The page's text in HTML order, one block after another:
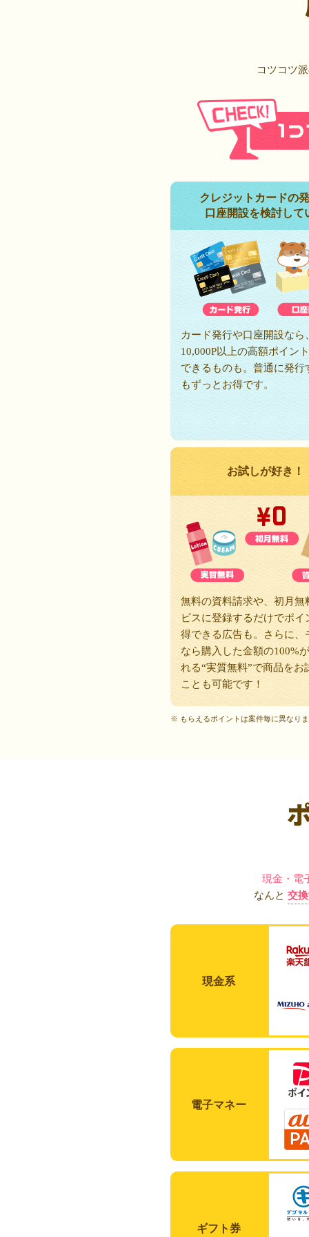
コツコツ
クレジットカードの
口座開設を検討して
カード発行や口座開設なら
10,000P以上の高額ポイン
できるものも。普通に発行
もずっとお得です。
お試しが好き！
無料の資料請求や、初月無
ビスに登録するだけでポイ
得できる広告も。さらに、
なら購入した金額の100%
れる“実質無料”で商品をお
ことも可能です！
※ もらえるポイントは案件毎に異なり
現金・電
なんと 交
現金系
電子マネー
ギフト券